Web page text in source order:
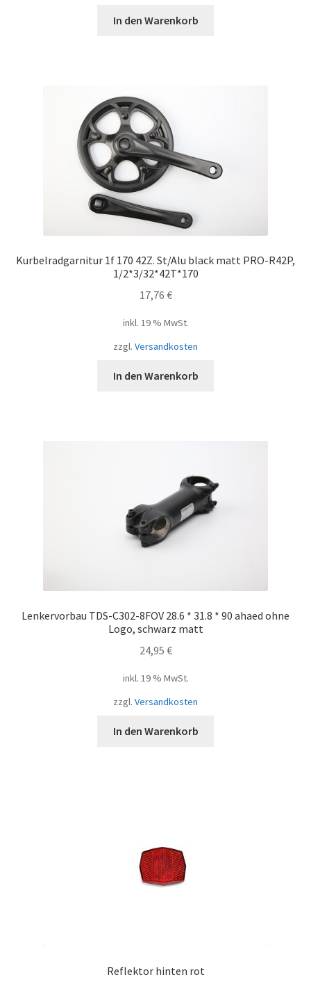
In den Warenkorb
Kurbelradgarnitur 1f 170 42Z. St/Alu black matt PRO-R42P,
1/2*3/32*42T*170
17,76 €
inkl. 19 % MwSt.
zzgl. Versandkosten
In den Warenkorb
Lenkervorbau TDS-C302-8FOV 28.6 * 31.8 * 90 ahaed ohne
Logo, schwarz matt
24,95 €
inkl. 19 % MwSt.
zzgl. Versandkosten
In den Warenkorb
Reflektor hinten rot